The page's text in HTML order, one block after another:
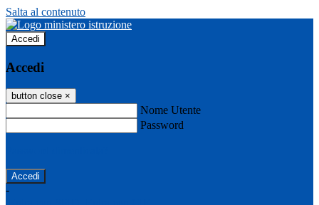
Salta al contenuto
Accedi
Accedi
button close ×
Nome Utente
Password
-